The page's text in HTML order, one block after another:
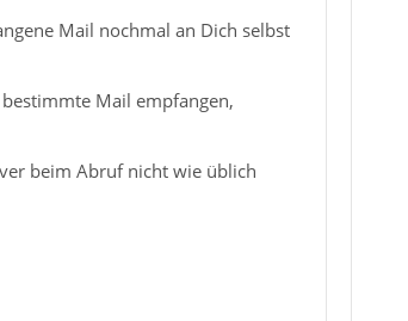
Mail nochmal an Dich selbst
Mail empfangen,
beim Abruf nicht wie üblich